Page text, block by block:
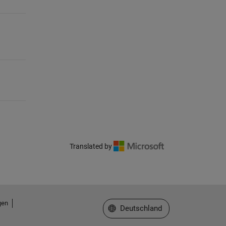
Translated by
Website auswählen
Deutschland